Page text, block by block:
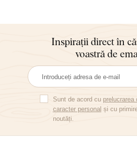
Inspirații direct în
voastră de
Sunt de acord cu prelucrarea
caracter personal și cu
noutăți.